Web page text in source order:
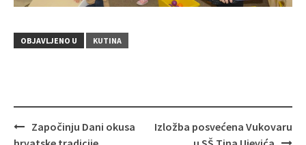
OBJAVLJENO U KUTINA
Navigacija
Započinju Dani okusa
Izložba posvećena Vukovaru